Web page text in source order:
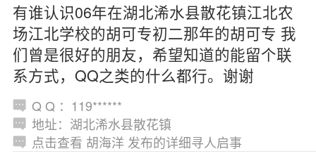
有谁认识06年在湖北浠水县散花镇江北农
场江北学校的胡可专初二那年的胡可专 我
们曾是很好的朋友，希望知道的能留个联
系方式，QQ之类的什么都行。谢谢
Q Q ：119******
地址：湖北浠水县散花镇
点击查看 胡海洋 发布的详细寻人启事